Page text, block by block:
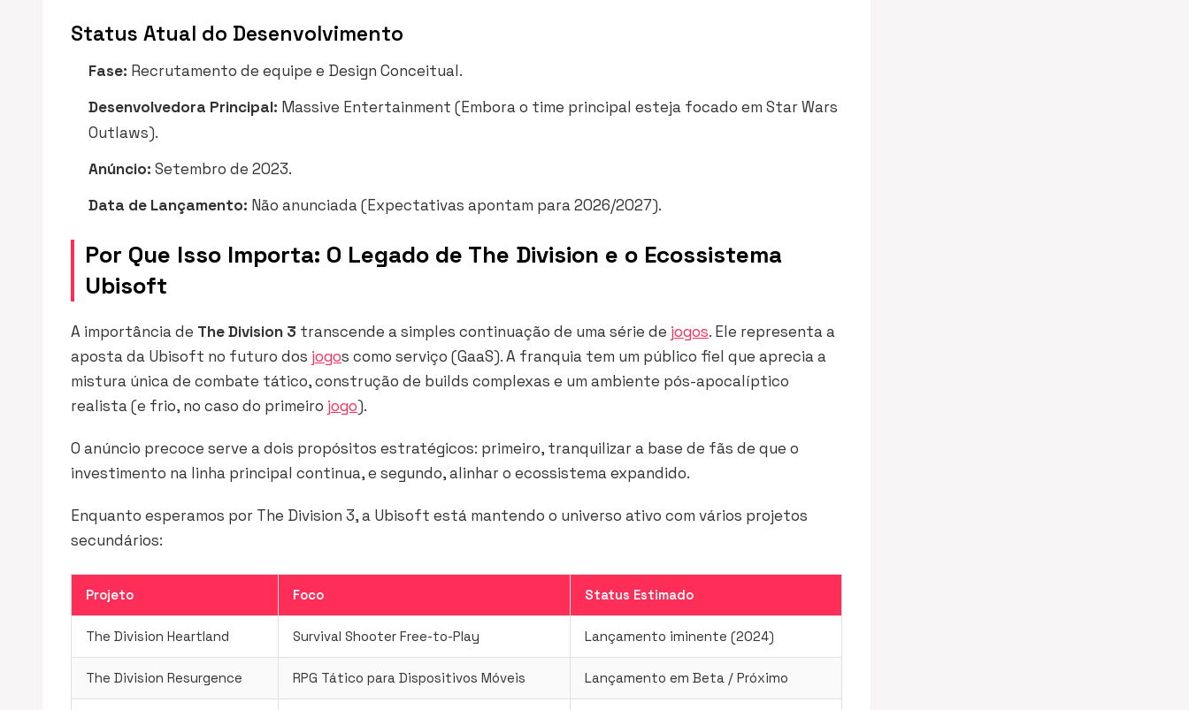
Status Atual do Desenvolvimento
Fase: Recrutamento de equipe e Design Conceitual.
Desenvolvedora Principal: Massive Entertainment (Embora o time principal esteja focado em Star Wars
Outlaws).
Anúncio: Setembro de 2023.
Data de Lançamento: Não anunciada (Expectativas apontam para 2026/2027).
Por Que Isso Importa: O Legado de The Division e o Ecossistema
Ubisoft
A importância de The Division 3 transcende a simples continuação de uma série de jogos. Ele representa a
aposta da Ubisoft no futuro dos jogos como serviço (GaaS). A franquia tem um público fiel que aprecia a
mistura única de combate tático, construção de builds complexas e um ambiente pós-apocalíptico
realista (e frio, no caso do primeiro jogo).
O anúncio precoce serve a dois propósitos estratégicos: primeiro, tranquilizar a base de fãs de que o
investimento na linha principal continua, e segundo, alinhar o ecossistema expandido.
Enquanto esperamos por The Division 3, a Ubisoft está mantendo o universo ativo com vários projetos
secundários:
Projeto Foco Status Estimado
The Division Heartland Survival Shooter Free-to-Play Lançamento iminente (2024)
The Division Resurgence RPG Tático para Dispositivos Móveis Lançamento em Beta / Próximo